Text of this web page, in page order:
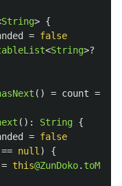
String> {
= false
<String>?
() = count ==
(): String {
= false
== null )
{
= this@ZunDoko.